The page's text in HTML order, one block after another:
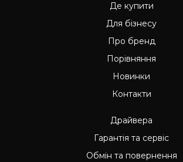
Де купити
Для бізнесу
Про бренд
Порівняння
Новинки
Контакти
Драйвера
Гарантія та сервіс
Обмін та повернення